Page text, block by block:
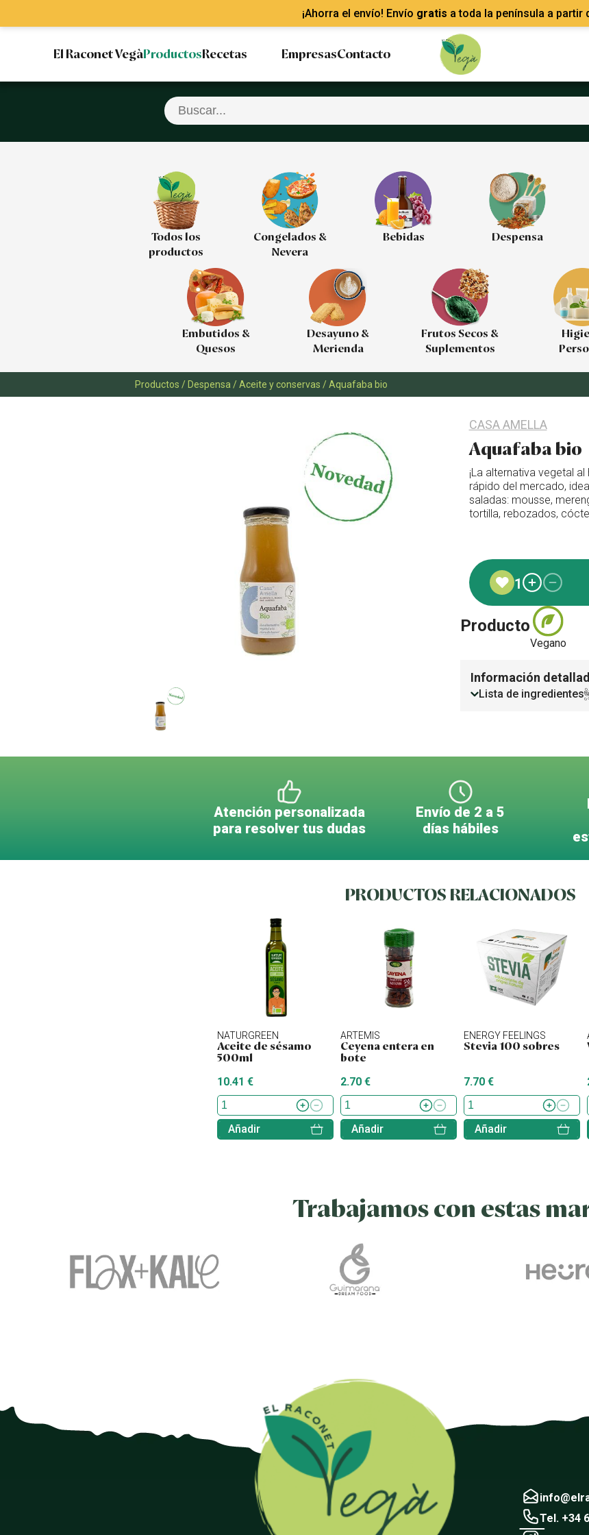
¡Ahorra el envío! Envío gratis a toda la península a partir
El Raconet VegàProductosRecetas EmpresasContacto
Todos los
productos
Congelados &
Nevera
Bebidas Despensa
Embutidos &
Quesos
Desayuno &
Merienda
Frutos Secos &
Suplementos
Productos /Despensa /Aceite y conservas /Aquafaba bio
CASA AMELLA
Aquafaba bio
¡La alternativa vegetal
rápido del mercado,
saladas: mousse,
tortilla, rebozados,
1
Producto
Vegano
Información
Lista de ingredientes
Atención personalizada
para resolver tus dudas
Envío de 2 a 5
días hábiles
PRODUCTOS RELACIONADOS
NATURGREEN
Aceite de sésamo
500ml
10.41 €
Añadir
ARTEMIS
Ceyena entera en
bote
2.70 €
Añadir
ENERGY FEELINGS
Stevia 100 sobres
7.70 €
Añadir
Trabajamos con estas
Tel. +34